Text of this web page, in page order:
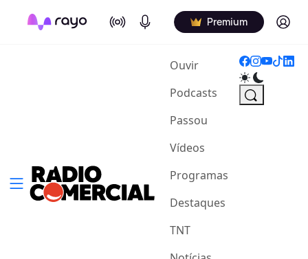
On Air Podcasts Premium Log in
Ouvir(current)
Podcasts
Passou
Vídeos
Programas
Destaques
TNT